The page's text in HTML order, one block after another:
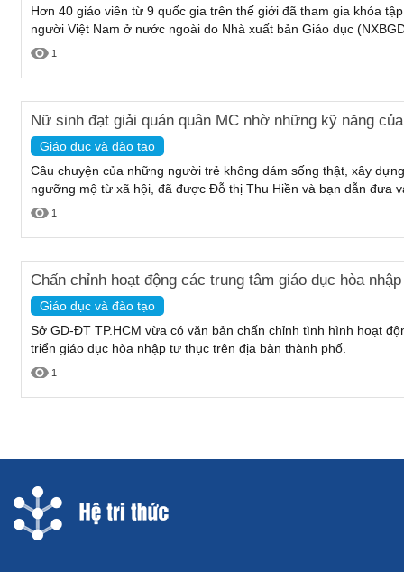
Hơn 40 giáo viên từ 9 quốc gia trên thế giới đã tham gia khóa
người Việt Nam ở nước ngoài do Nhà xuất bản Giáo dục
1
Nữ sinh đạt giải quán quân MC nhờ những kỹ năng
Giáo dục và đào tạo
Câu chuyện của những người trẻ không dám sống thật, xây
ngưỡng mộ từ xã hội, đã được Đỗ thị Thu Hiền và bạn dẫn đưa
1
Chấn chỉnh hoạt động các trung tâm giáo dục hòa
Giáo dục và đào tạo
Sở GD-ĐT TP.HCM vừa có văn bản chấn chỉnh tình hình hoạt
triển giáo dục hòa nhập tư thục trên địa bàn thành phố.
1